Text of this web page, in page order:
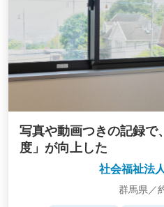
写真や動画つきの記録で
度」が向上した
社会福祉法
群馬県／